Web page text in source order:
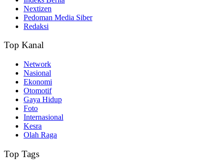
Nextizen
Pedoman Media Siber
Redaksi
Top Kanal
Network
Nasional
Ekonomi
Otomotif
Gaya Hidup
Foto
Internasional
Kesra
Olah Raga
Top Tags